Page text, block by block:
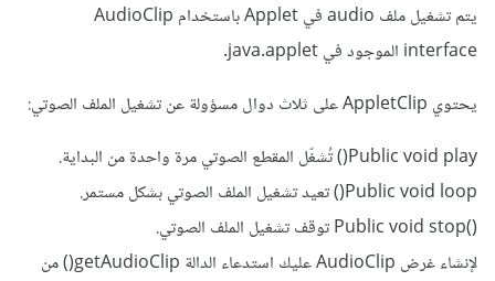
يتم تشغيل ملف audio في Applet باستخدام AudioClip
interface الموجود في java.applet.
يحتوي AppletClip على ثلاث دوال مسؤولة عن تشغيل الملف الصوتي:
Public void play() تُشغّل المقطع الصوتي مرة واحدة من البداية.
Public void loop() تعيد تشغيل الملف الصوتي بشكل مستمر.
()Public void stop توقف تشغيل الملف الصوتي.
لإنشاء غرض AudioClip عليك استدعاء الدالة getAudioClip() من